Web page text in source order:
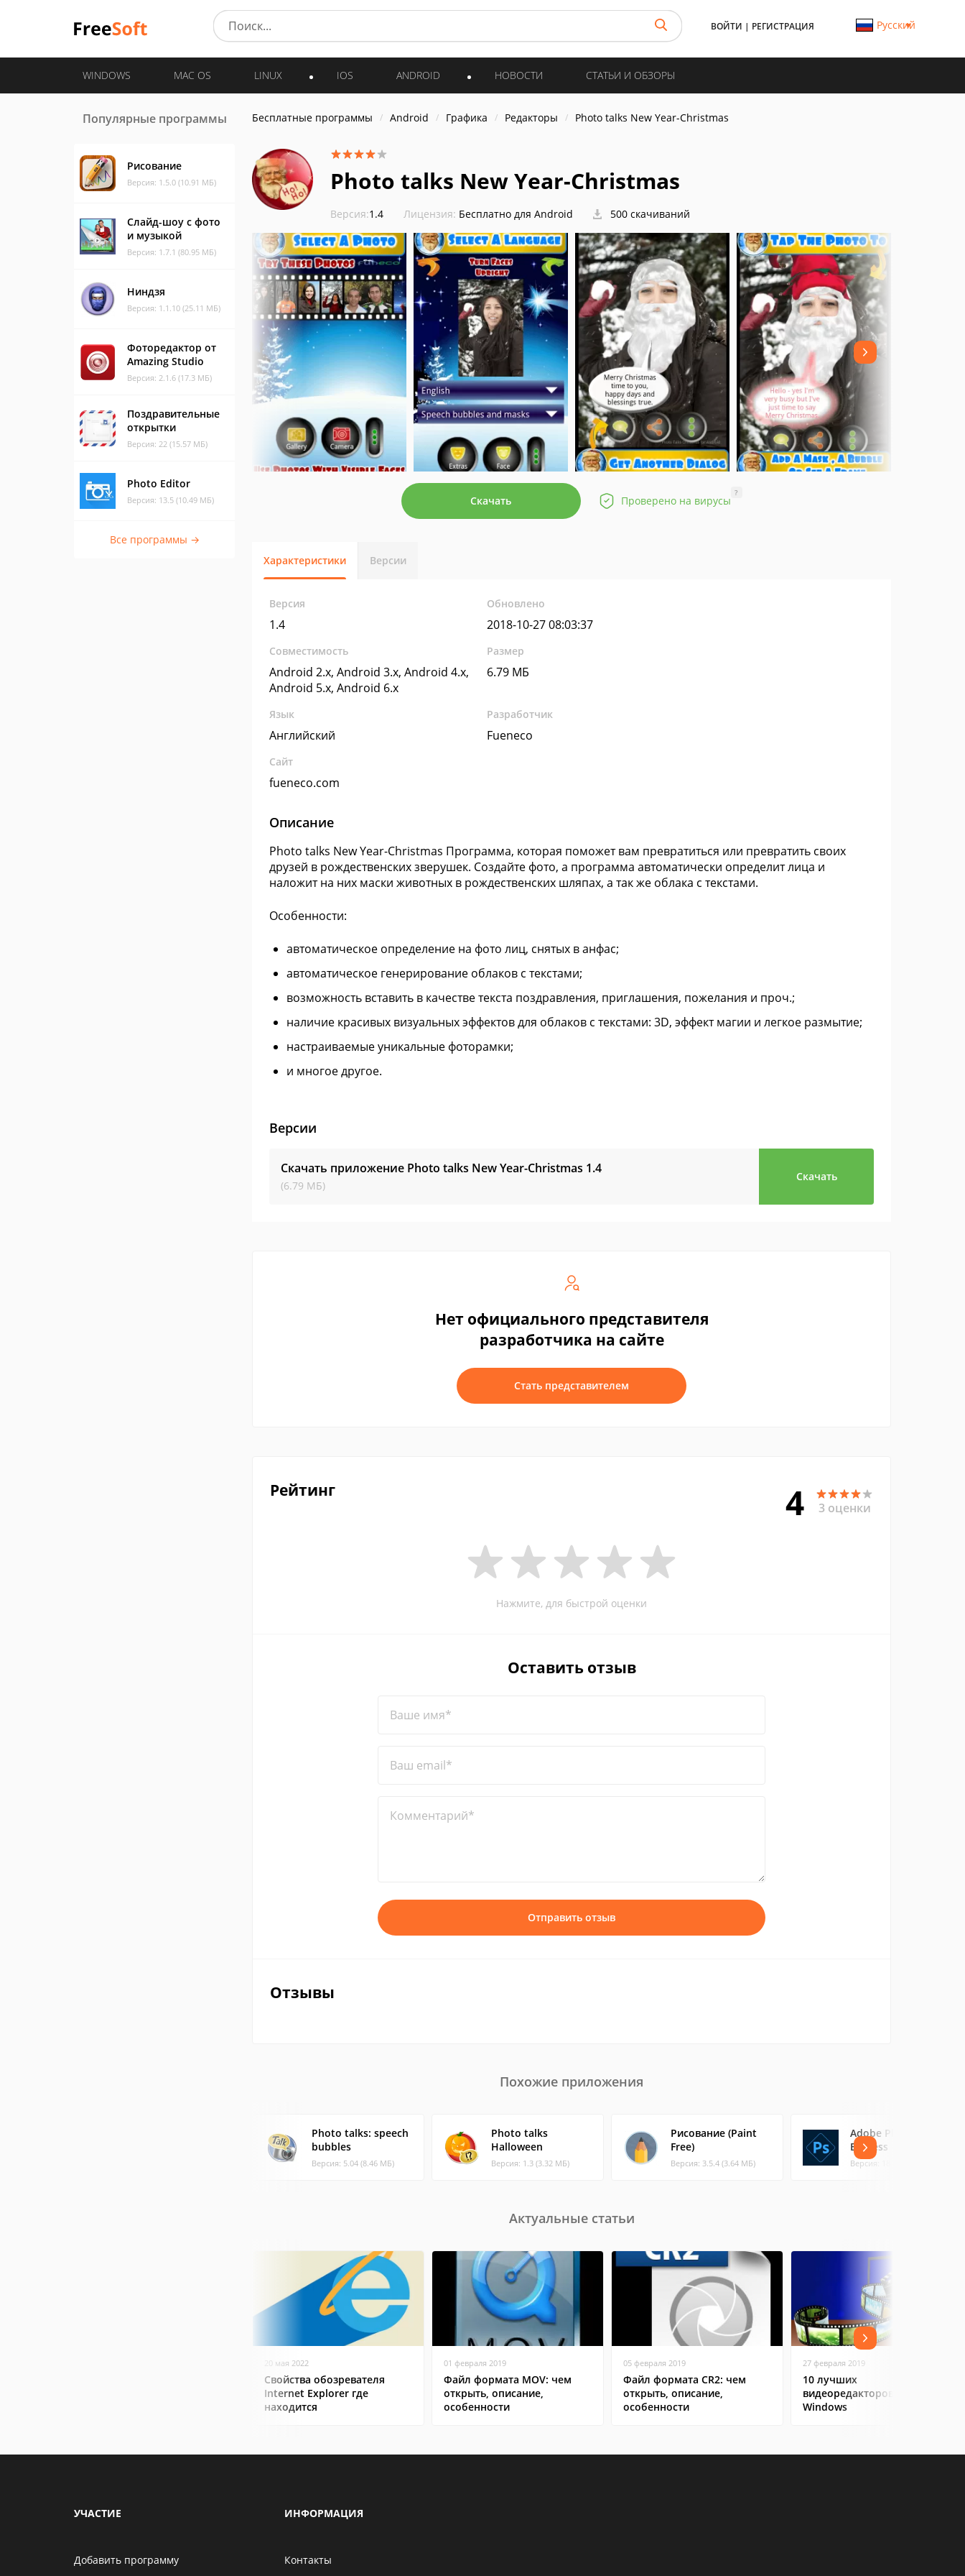
ВОЙТИ | РЕГИСТРАЦИЯ Русский
WINDOWS MAC OS LINUX IOS ANDROID НОВОСТИ СТАТЬИ И ОБЗОРЫ
Популярные программы
Рисование
Версия: 1.5.0 (10.91 МБ)
Слайд-шоу с фото
и музыкой
Версия: 1.7.1 (80.95 МБ)
Ниндзя
Версия: 1.1.10 (25.11 МБ)
Фоторедактор от
Amazing Studio
Версия: 2.1.6 (17.3 МБ)
Поздравительные
открытки
Версия: 22 (15.57 МБ)
Photo Editor
Версия: 13.5 (10.49 МБ)
Все программы →
Бесплатные программы Android Графика Редакторы Photo talks New Year-Christmas
Photo talks New Year-Christmas
Версия:1.4 Лицензия: Бесплатно для Android 500 скачиваний
Скачать Проверено на вирусы
?
Характеристики Версии
Версия
1.4
Обновлено
2018-10-27 08:03:37
Совместимость
Android 2.x, Android 3.x, Android 4.x,
Android 5.x, Android 6.x
Размер
6.79 МБ
Язык
Английский
Разработчик
Fueneco
Сайт
fueneco.com
Описание
Photo talks New Year-Christmas Программа, которая поможет вам превратиться или превратить своих
друзей в рождественских зверушек. Создайте фото, а программа автоматически определит лица и
наложит на них маски животных в рождественских шляпах, а так же облака с текстами.
Особенности:
автоматическое определение на фото лиц, снятых в анфас;
автоматическое генерирование облаков с текстами;
возможность вставить в качестве текста поздравления, приглашения, пожелания и проч.;
наличие красивых визуальных эффектов для облаков с текстами: 3D, эффект магии и легкое размытие;
настраиваемые уникальные фоторамки;
и многое другое.
Версии
Скачать приложение Photo talks New Year-Christmas 1.4
(6.79 МБ)
Скачать
Нет официального представителя
разработчика на сайте
Стать представителем
Рейтинг 4 3 оценки
Нажмите, для быстрой оценки
Оставить отзыв
Ваше имя*
Ваш email*
Комментарий*
Отправить отзыв
Отзывы
Похожие приложения
Photo talks: speech
bubbles
Версия: 5.04 (8.46 МБ)
Photo talks
Halloween
Версия: 1.3 (3.32 МБ)
Рисование (Paint
Free)
Версия: 3.5.4 (3.64 МБ)
Adobe Photoshop
Express
Версия: 18.0.25 (51.56 МБ)
Актуальные статьи
20 мая 2022
Свойства обозревателя
Internet Explorer где
находится
01 февраля 2019
Файл формата MOV: чем
открыть, описание,
особенности
05 февраля 2019
Файл формата CR2: чем
открыть, описание,
особенности
27 февраля 2019
10 лучших
видеоредакторов на
Windows
УЧАСТИЕ
Добавить программу
ИНФОРМАЦИЯ
Контакты